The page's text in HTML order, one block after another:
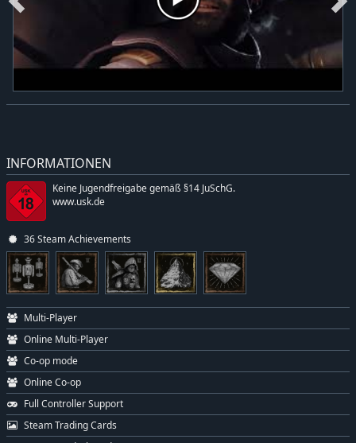
INFORMATIONEN
Keine Jugendfreigabe gemäß §14 JuSchG.
www.usk.de
36 Steam Achievements
Multi-Player
Online Multi-Player
Co-op mode
Online Co-op
Full Controller Support
Steam Trading Cards